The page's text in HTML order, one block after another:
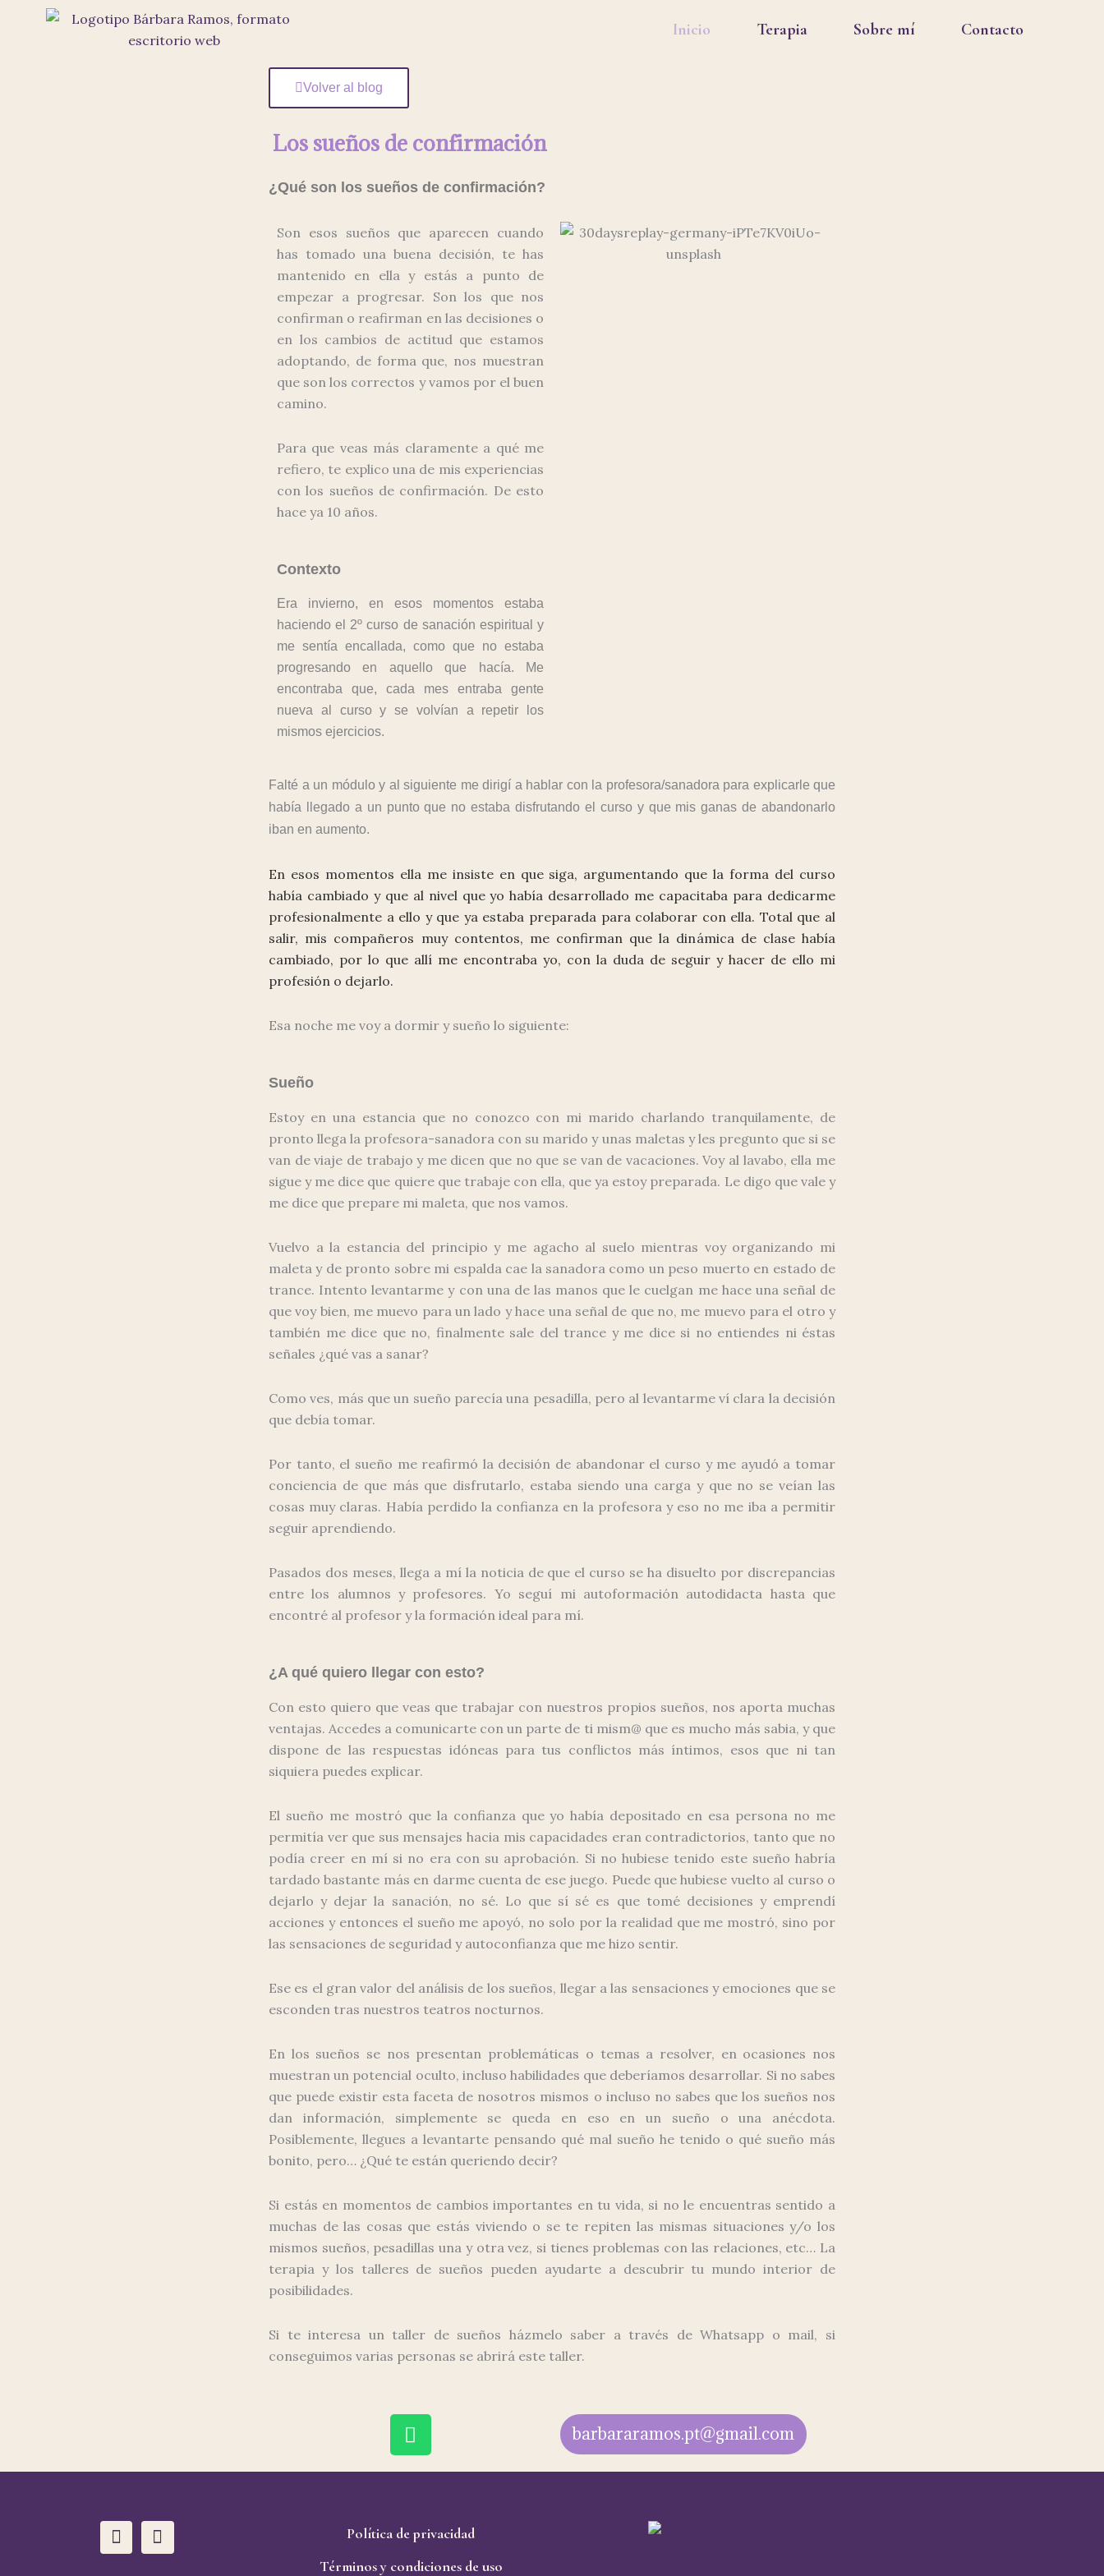
Inicio Terapia Sobre mí Contacto
Volver al blog
Los sueños de confirmación
¿Qué son los sueños de confirmación?
Son esos sueños que aparecen cuando
has tomado una buena decisión, te has
mantenido en ella y estás a punto de
empezar a progresar. Son los que nos
confirman o reafirman en las decisiones o
en los cambios de actitud que estamos
adoptando, de forma que, nos muestran
que son los correctos y vamos por el buen
camino.
Para que veas más claramente a qué me
refiero, te explico una de mis experiencias
con los sueños de confirmación. De esto
hace ya 10 años.
Contexto
Era invierno, en esos momentos estaba
haciendo el 2º curso de sanación espiritual y
me sentía encallada, como que no estaba
progresando en aquello que hacía. Me
encontraba que, cada mes entraba gente
nueva al curso y se volvían a repetir los
mismos ejercicios.
Falté a un módulo y al siguiente me dirigí a hablar con la profesora/sanadora para explicarle que
había llegado a un punto que no estaba disfrutando el curso y que mis ganas de abandonarlo
iban en aumento.
En esos momentos ella me insiste en que siga, argumentando que la forma del curso
había cambiado y que al nivel que yo había desarrollado me capacitaba para dedicarme
profesionalmente a ello y que ya estaba preparada para colaborar con ella. Total que al
salir, mis compañeros muy contentos, me confirman que la dinámica de clase había
cambiado, por lo que allí me encontraba yo, con la duda de seguir y hacer de ello mi
profesión o dejarlo.
Esa noche me voy a dormir y sueño lo siguiente:
Sueño
Estoy en una estancia que no conozco con mi marido charlando tranquilamente, de
pronto llega la profesora-sanadora con su marido y unas maletas y les pregunto que si se
van de viaje de trabajo y me dicen que no que se van de vacaciones. Voy al lavabo, ella me
sigue y me dice que quiere que trabaje con ella, que ya estoy preparada. Le digo que vale y
me dice que prepare mi maleta, que nos vamos.
Vuelvo a la estancia del principio y me agacho al suelo mientras voy organizando mi
maleta y de pronto sobre mi espalda cae la sanadora como un peso muerto en estado de
trance. Intento levantarme y con una de las manos que le cuelgan me hace una señal de
que voy bien, me muevo para un lado y hace una señal de que no, me muevo para el otro y
también me dice que no, finalmente sale del trance y me dice si no entiendes ni éstas
señales ¿qué vas a sanar?
Como ves, más que un sueño parecía una pesadilla, pero al levantarme ví clara la decisión
que debía tomar.
Por tanto, el sueño me reafirmó la decisión de abandonar el curso y me ayudó a tomar
conciencia de que más que disfrutarlo, estaba siendo una carga y que no se veían las
cosas muy claras. Había perdido la confianza en la profesora y eso no me iba a permitir
seguir aprendiendo.
Pasados dos meses, llega a mí la noticia de que el curso se ha disuelto por discrepancias
entre los alumnos y profesores. Yo seguí mi autoformación autodidacta hasta que
encontré al profesor y la formación ideal para mí.
¿A qué quiero llegar con esto?
Con esto quiero que veas que trabajar con nuestros propios sueños, nos aporta muchas
ventajas. Accedes a comunicarte con un parte de ti mism@ que es mucho más sabia, y que
dispone de las respuestas idóneas para tus conflictos más íntimos, esos que ni tan
siquiera puedes explicar.
El sueño me mostró que la confianza que yo había depositado en esa persona no me
permitía ver que sus mensajes hacia mis capacidades eran contradictorios, tanto que no
podía creer en mí si no era con su aprobación. Si no hubiese tenido este sueño habría
tardado bastante más en darme cuenta de ese juego. Puede que hubiese vuelto al curso o
dejarlo y dejar la sanación, no sé. Lo que sí sé es que tomé decisiones y emprendí
acciones y entonces el sueño me apoyó, no solo por la realidad que me mostró, sino por
las sensaciones de seguridad y autoconfianza que me hizo sentir.
Ese es el gran valor del análisis de los sueños, llegar a las sensaciones y emociones que se
esconden tras nuestros teatros nocturnos.
En los sueños se nos presentan problemáticas o temas a resolver, en ocasiones nos
muestran un potencial oculto, incluso habilidades que deberíamos desarrollar. Si no sabes
que puede existir esta faceta de nosotros mismos o incluso no sabes que los sueños nos
dan información, simplemente se queda en eso en un sueño o una anécdota.
Posiblemente, llegues a levantarte pensando qué mal sueño he tenido o qué sueño más
bonito, pero… ¿Qué te están queriendo decir?
Si estás en momentos de cambios importantes en tu vida, si no le encuentras sentido a
muchas de las cosas que estás viviendo o se te repiten las mismas situaciones y/o los
mismos sueños, pesadillas una y otra vez, si tienes problemas con las relaciones, etc… La
terapia y los talleres de sueños pueden ayudarte a descubrir tu mundo interior de
posibilidades.
Si te interesa un taller de sueños házmelo saber a través de Whatsapp o mail, si
conseguimos varias personas se abrirá este taller.
W
h
a
a
p
p
barbararamos.pt@gmail.com
W
h
I
n
Política de privacidad
Términos y condiciones de uso